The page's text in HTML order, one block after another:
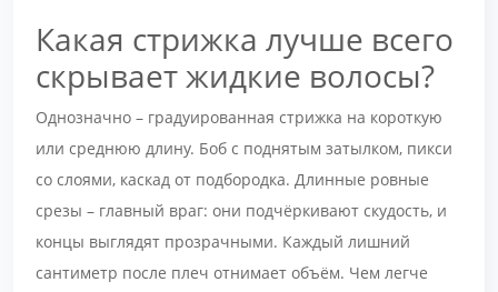
Какая стрижка лучше всего
скрывает жидкие волосы?
Однозначно – градуированная стрижка на короткую
или среднюю длину. Боб с поднятым затылком, пикси
со слоями, каскад от подбородка. Длинные ровные
срезы – главный враг: они подчёркивают скудость, и
концы выглядят прозрачными. Каждый лишний
сантиметр после плеч отнимает объём. Чем легче